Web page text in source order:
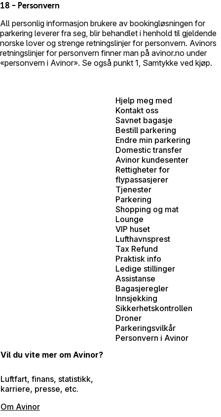
18 – Personvern
All personlig informasjon brukere av bookingløsningen for
parkering leverer fra seg, blir behandlet i henhold til gjeldende
norske lover og strenge retningslinjer for personvern. Avinors
retningslinjer for personvern finner man på avinor.no under
«personvern i Avinor». Se også punkt 1, Samtykke ved kjøp.
Hjelp meg med
Kontakt oss
Savnet bagasje
Bestill parkering
Endre min parkering
Domestic transfer
Avinor kundesenter
Rettigheter for
flypassasjerer
Tjenester
Parkering
Shopping og mat
Lounge
VIP huset
Lufthavnsprest
Tax Refund
Praktisk info
Ledige stillinger
Assistanse
Bagasjeregler
Innsjekking
Sikkerhetskontrollen
Droner
Parkeringsvilkår
Personvern i Avinor
Vil du vite mer om Avinor?
Luftfart, finans, statistikk,
karriere, presse, etc.
Om Avinor